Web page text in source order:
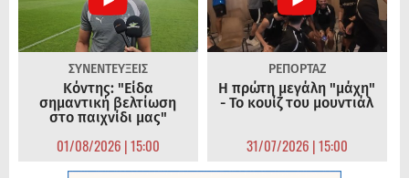
ΣΥΝΕΝΤΕΥΞΕΙΣ
Κόντης: "Είδα
σημαντική βελτίωση
στο παιχνίδι μας"
01/08/2026 | 15:00
ΡΕΠΟΡΤΑΖ
Η πρώτη μεγάλη "μάχη"
- Το κουίζ του μουντιάλ
31/07/2026 | 15:00